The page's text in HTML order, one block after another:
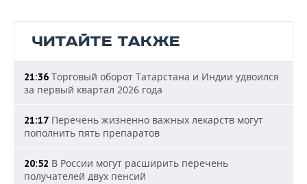
ЧИТАЙТЕ ТАКЖЕ
21:36 Торговый оборот Татарстана и Индии удвоился
за первый квартал 2026 года
21:17 Перечень жизненно важных лекарств могут
пополнить пять препаратов
20:52 В России могут расширить перечень
получателей двух пенсий